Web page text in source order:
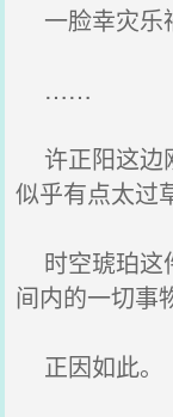
一脸幸灾乐
……
许正阳这边
似乎有点太过
时空琥珀这
间内的一切事
正因如此。